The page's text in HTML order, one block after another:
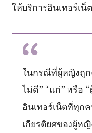
ให้บริการอินเทอร์เน็
ในกรณีที่ผู้หญิงถูก
ไม่ดี” “แก่” หรือ
อินเทอร์เน็ตที่ทุก
เกียรติยศของผู้ห